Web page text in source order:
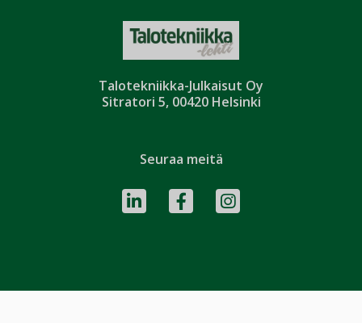
Talotekniikka-Julkaisut Oy
Sitratori 5, 00420 Helsinki
Seuraa meitä